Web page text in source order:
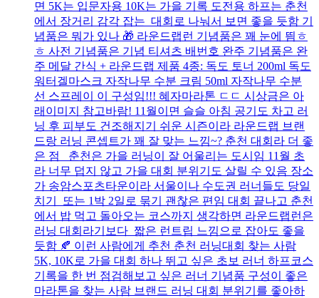
면 5K는 입문자용 10K는 가을 기록 도전용 하프는 춘천
에서 장거리 감각 잡는 대회로 나눠서 보면 좋을 듯함 기
념품은 뭐가 있나 🎁 라운드랩런 기념품은 꽤 눈에 띔ㅎ
ㅎ 사전 기념품은 기념 티셔츠 배번호 완주 기념품은 완
주 메달 간식 + 라운드랩 제품 4종: 독도 토너 200ml 독도
워터겔마스크 자작나무 수분 크림 50ml 자작나무 수분
선 스프레이 이 구성임!!! 혜자마라톤 ㄷㄷ 시상금은 아
래이미지 참고바람! 11월이면 슬슬 아침 공기도 차고 러
닝 후 피부도 건조해지기 쉬운 시즌이라 라운드랩 브랜
드랑 러닝 콘셉트가 꽤 잘 맞는 느낌~? 춘천 대회라 더 좋
은 점 춘천은 가을 러닝이 잘 어울리는 도시임 11월 초
라 너무 덥지 않고 가을 대회 분위기도 살릴 수 있음 장소
가 송암스포츠타운이라 서울이나 수도권 러너들도 당일
치기 또는 1박 2일로 묶기 괜찮은 편임 대회 끝나고 춘천
에서 밥 먹고 돌아오는 코스까지 생각하면 라운드랩런은
러닝 대회라기보다 짧은 런트립 느낌으로 잡아도 좋을
듯함 🍂 이런 사람에게 추천 춘천 러닝대회 찾는 사람
5K, 10K로 가을 대회 하나 뛰고 싶은 초보 러너 하프코스
기록을 한 번 점검해보고 싶은 러너 기념품 구성이 좋은
마라톤을 찾는 사람 브랜드 러닝 대회 분위기를 좋아하